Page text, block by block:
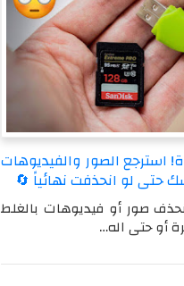
الصور والفيديوهات
صور أو فيديوهات بالغلط